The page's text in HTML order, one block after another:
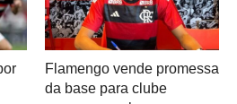
Flamengo vende promessa
da base para clube